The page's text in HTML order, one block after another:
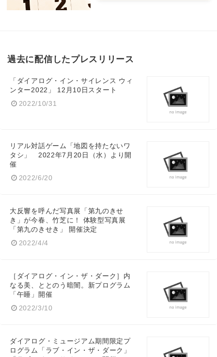
過去に配信したプレスリリース
「ダイアログ・イン・サイレンス ウィ
ンター2022」 12月10日スタート
2022/10/31
リアル対話ゲーム「地図を持たないワ
タシ」 2022年7月20日（水）より開
催
2022/6/20
大反響を呼んだ写真展「第九のきせ
き」が今春、竹芝に！ 体験型写真展
「第九のきせき」 開催決定
2022/4/4
［ダイアログ・イン・ザ・ダーク］内
なる美、ととのう暗闇。新プログラム
「午睡」開催
2022/3/10
ダイアログ・ミュージアム期間限定プ
ログラム「ラブ・イン・ザ・ダーク」